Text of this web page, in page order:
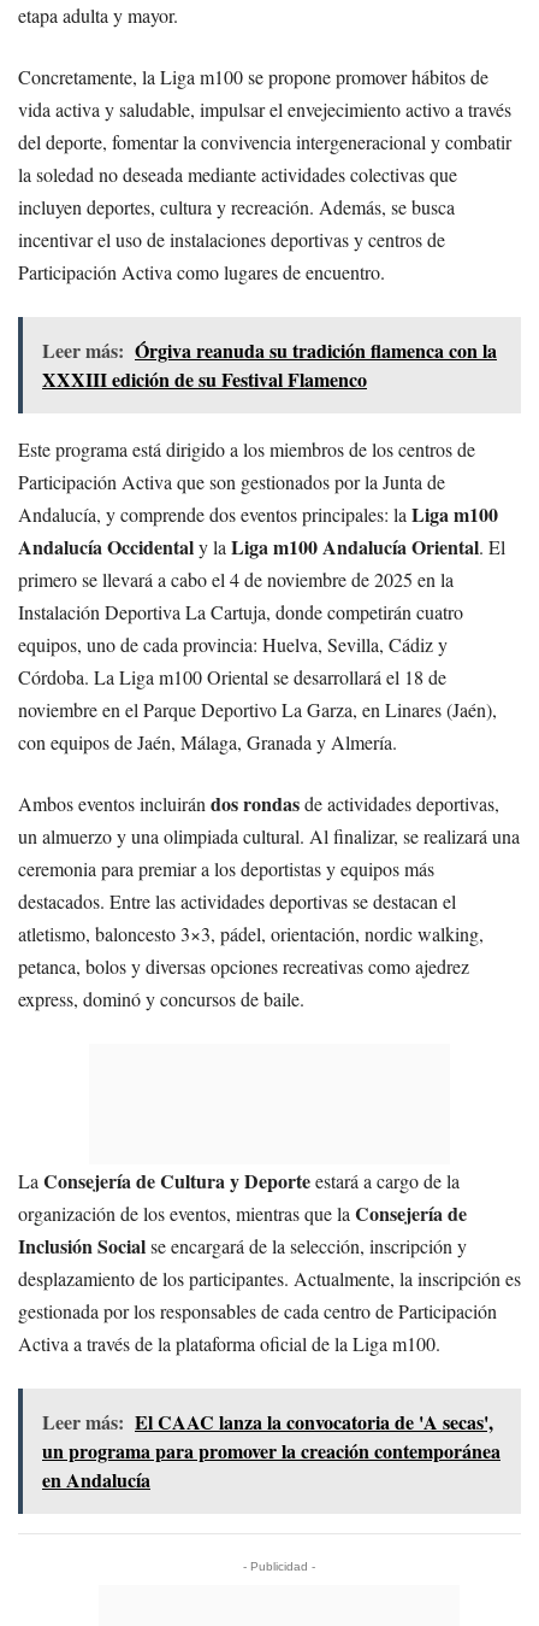
etapa adulta y mayor.
Concretamente, la Liga m100 se propone promover hábitos de
vida activa y saludable, impulsar el envejecimiento activo a través
del deporte, fomentar la convivencia intergeneracional y combatir
la soledad no deseada mediante actividades colectivas que
incluyen deportes, cultura y recreación. Además, se busca
incentivar el uso de instalaciones deportivas y centros de
Participación Activa como lugares de encuentro.
Leer más: Órgiva reanuda su tradición flamenca con la
XXXIII edición de su Festival Flamenco
Este programa está dirigido a los miembros de los centros de
Participación Activa que son gestionados por la Junta de
Andalucía, y comprende dos eventos principales: la Liga m100
Andalucía Occidentaly la Liga m100 Andalucía Oriental. El
primero se llevará a cabo el 4 de noviembre de 2025 en la
Instalación Deportiva La Cartuja, donde competirán cuatro
equipos, uno de cada provincia: Huelva, Sevilla, Cádiz y
Córdoba. La Liga m100 Oriental se desarrollará el 18 de
noviembre en el Parque Deportivo La Garza, en Linares (Jaén),
con equipos de Jaén, Málaga, Granada y Almería.
Ambos eventos incluirán dos rondasde actividades deportivas,
un almuerzo y una olimpiada cultural. Al finalizar, se realizará una
ceremonia para premiar a los deportistas y equipos más
destacados. Entre las actividades deportivas se destacan el
atletismo, baloncesto 3×3, pádel, orientación, nordic walking,
petanca, bolos y diversas opciones recreativas como ajedrez
express, dominó y concursos de baile.
La Consejería de Cultura y Deporteestará a cargo de la
organización de los eventos, mientras que la Consejería de
Inclusión Socialse encargará de la selección, inscripción y
desplazamiento de los participantes. Actualmente, la inscripción es
gestionada por los responsables de cada centro de Participación
Activa a través de la plataforma oficial de la Liga m100.
Leer más: El CAAC lanza la convocatoria de 'A secas',
un programa para promover la creación contemporánea
en Andalucía
- Publicidad -